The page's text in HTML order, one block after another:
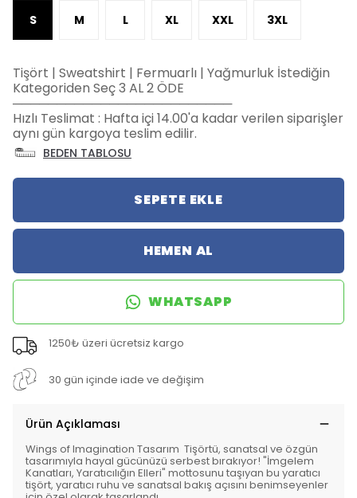
S M L XL XXL 3XL
Tişört | Sweatshirt | Fermuarlı | Yağmurluk İstediğin
Kategoriden Seç 3 AL 2 ÖDE
─────────────────────────
Hızlı Teslimat : Hafta içi 14.00'a kadar verilen siparişler
aynı gün kargoya teslim edilir.
BEDEN TABLOSU
SEPETE EKLE
HEMEN AL
WHATSAPP
1250₺ üzeri ücretsiz kargo
30 gün içinde iade ve değişim
Ürün Açıklaması
Wings of Imagination Tasarım Tişörtü, sanatsal ve özgün
tasarımıyla hayal gücünüzü serbest bırakıyor! "İmgelem
Kanatları, Yaratıcılığın Elleri" mottosunu taşıyan bu yaratıcı
tişört, yaratıcı ruhu ve sanatsal bakış açısını benimseyenler